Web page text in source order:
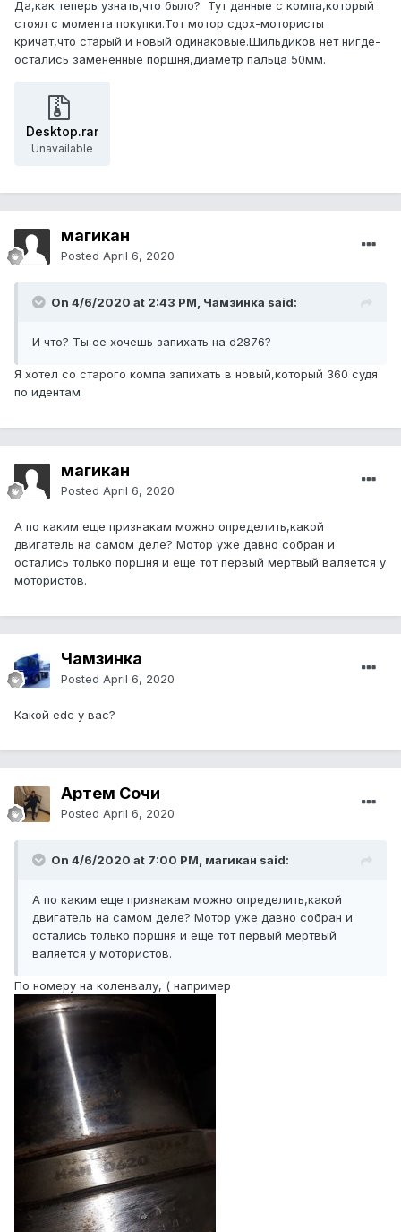
Да,как теперь узнать,что было? Тут данные с компа,который
стоял с момента покупки.Тот мотор сдох-мотористы
кричат,что старый и новый одинаковые.Шильдиков нет нигде-
остались замененные поршня,диаметр пальца 50мм.
Desktop.rar
Unavailable
магикан
Posted April 6, 2020
On 4/6/2020 at 2:43 PM, Чамзинка said:
И что? Ты ее хочешь запихать на d2876?
Я хотел со старого компа запихать в новый,который 360 судя
по идентам
магикан
Posted April 6, 2020
А по каким еще признакам можно определить,какой
двигатель на самом деле? Мотор уже давно собран и
остались только поршня и еще тот первый мертвый валяется у
мотористов.
Чамзинка
Posted April 6, 2020
Какой edc у вас?
Артем Сочи
Posted April 6, 2020
On 4/6/2020 at 7:00 PM, магикан said:
А по каким еще признакам можно определить,какой
двигатель на самом деле? Мотор уже давно собран и
остались только поршня и еще тот первый мертвый
валяется у мотористов.
По номеру на коленвалу, ( например